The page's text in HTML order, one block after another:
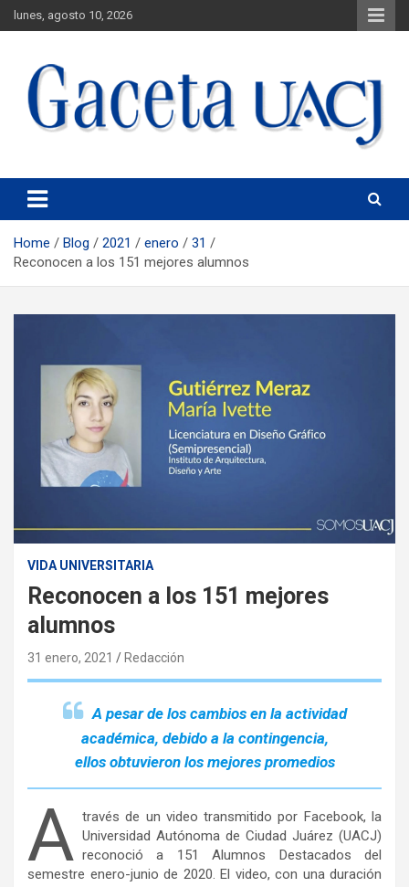
lunes, agosto 10, 2026
Gaceta UACJ
Home Blog 2021 enero
31
Reconocen a los 151 mejores alumnos
VIDA UNIVERSITARIA
Reconocen a los 151 mejores
alumnos
31 enero, 2021 Redacción
A pesar de los cambios en la actividad
académica, debido a la contingencia,
ellos obtuvieron los mejores promedios
A través de un video transmitido por Facebook, la
Universidad Autónoma de Ciudad Juárez (UACJ)
reconoció a 151 Alumnos Destacados del
semestre enero-junio de 2020. El video, con una duración